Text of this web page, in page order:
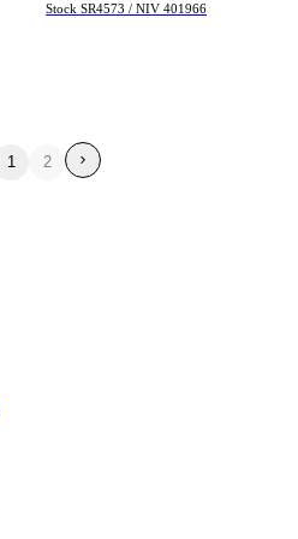
Stock SR4573 / NIV 401966
1 2